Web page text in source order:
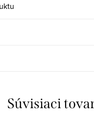
Súvisiaci